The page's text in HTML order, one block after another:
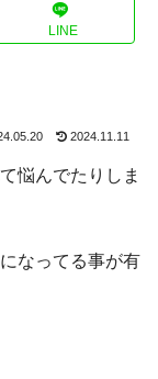
LINE
2024.11.11
悩んでたりしま
なってる事が有